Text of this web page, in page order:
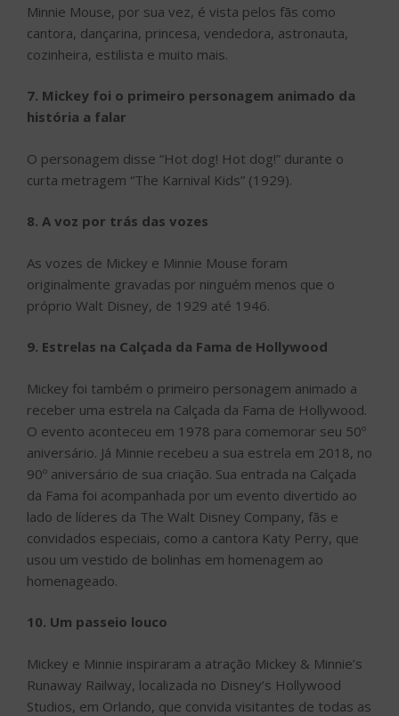
Minnie Mouse, por sua vez, é vista pelos fãs como
cantora, dançarina, princesa, vendedora, astronauta,
cozinheira, estilista e muito mais.
7. Mickey foi o primeiro personagem animado da
história a falar
O personagem disse “Hot dog! Hot dog!” durante o
curta metragem “The Karnival Kids” (1929).
8. A voz por trás das vozes
As vozes de Mickey e Minnie Mouse foram
originalmente gravadas por ninguém menos que o
próprio Walt Disney, de 1929 até 1946.
9. Estrelas na Calçada da Fama de Hollywood
Mickey foi também o primeiro personagem animado a
receber uma estrela na Calçada da Fama de Hollywood.
O evento aconteceu em 1978 para comemorar seu 50º
aniversário. Já Minnie recebeu a sua estrela em 2018, no
90º aniversário de sua criação. Sua entrada na Calçada
da Fama foi acompanhada por um evento divertido ao
lado de líderes da The Walt Disney Company, fãs e
convidados especiais, como a cantora Katy Perry, que
usou um vestido de bolinhas em homenagem ao
homenageado.
10. Um passeio louco
Mickey e Minnie inspiraram a atração Mickey & Minnie’s
Runaway Railway, localizada no Disney’s Hollywood
Studios, em Orlando, que convida visitantes de todas as